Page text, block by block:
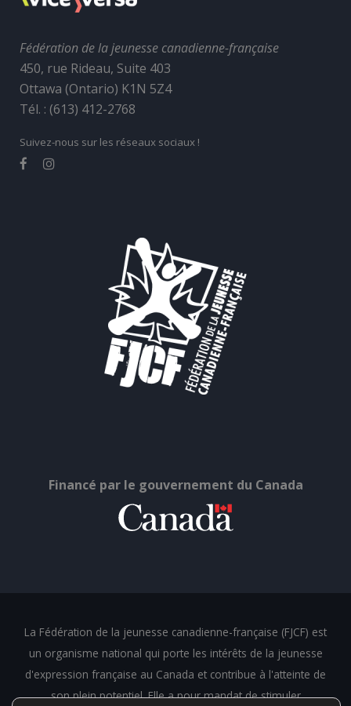
Fédération de la jeunesse canadienne-française
450, rue Rideau, Suite 403
Ottawa (Ontario) K1N 5Z4
Tél. : (613) 412-2768
Suivez-nous sur les réseaux sociaux !
Financé par le gouvernement du Canada
La Fédération de la jeunesse canadienne-française (FJCF) est
un organisme national qui porte les intérêts de la jeunesse
d'expression française au Canada et contribue à l'atteinte de
son plein potentiel. Elle a pour mandat de stimuler